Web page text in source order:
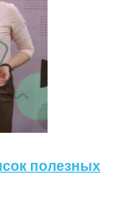
полезных